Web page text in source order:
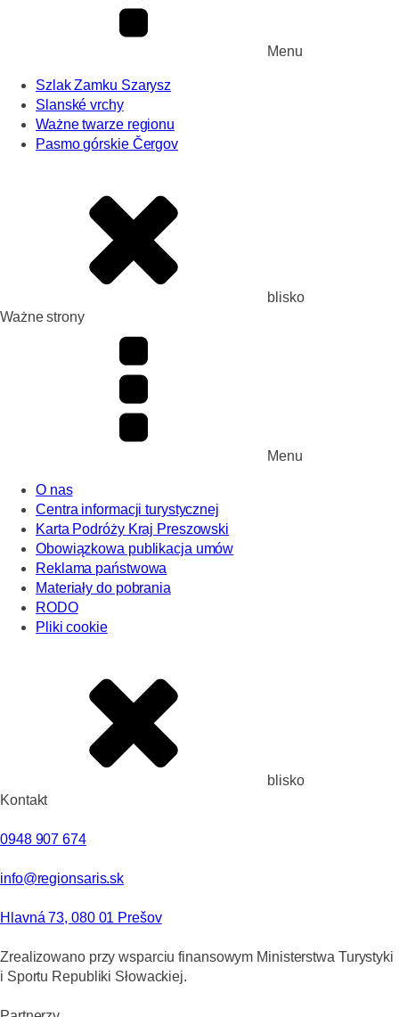
Menu
Szlak Zamku Szarysz
Slanské vrchy
Ważne twarze regionu
Pasmo górskie Čergov
blisko
Ważne strony
Menu
O nas
Centra informacji turystycznej
Karta Podróży Kraj Preszowski
Obowiązkowa publikacja umów
Reklama państwowa
Materiały do pobrania
RODO
Pliki cookie
blisko
Kontakt
0948 907 674
info@regionsaris.sk
Hlavná 73, 080 01 Prešov
Zrealizowano przy wsparciu finansowym Ministerstwa Turystyki
i Sportu Republiki Słowackiej.